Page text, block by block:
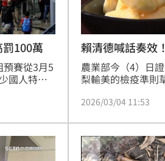
100萬
預賽從3月5
國人特地
零食與伴
，以免誤
罰新台幣
賴清德喊話奏效
農業部今（4）日
梨輸美的檢疫準則
極喊話；若為期62
2026/03/04 11:53